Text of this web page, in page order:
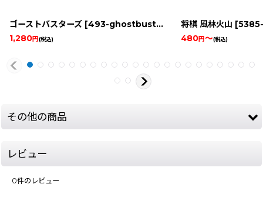
ゴーストバスターズ [493-ghostbusters-famicom ]
1,280円(税込)
将棋 風林火山 [5385-
480円～(税込)
その他の商品
レビュー
0件のレビュー